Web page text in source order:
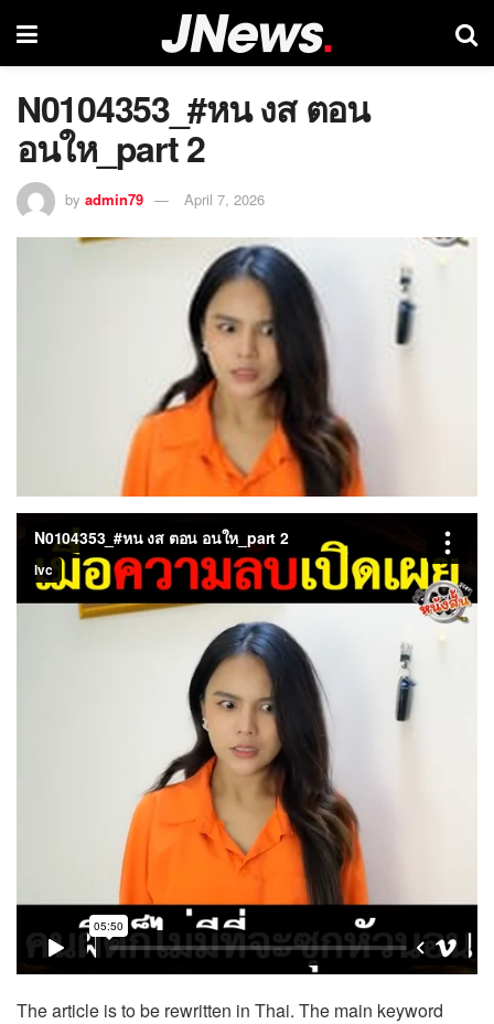
N0104353_#หน งส ตอน
อนให_part 2
by admin79 April 7, 2026
The article is to be rewritten in Thai. The main keyword